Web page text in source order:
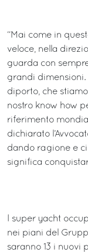
“Mai come in
veloce, nella
guarda con
grandi dimensioni.
diporto, che
nostro know how
riferimento
dichiarato
dando ragione e
significa
I super yacht
nei piani del
saranno 13 i nuovi